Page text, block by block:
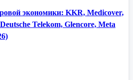
экономики: KKR, Medicover,
Telekom, Glencore, Meta